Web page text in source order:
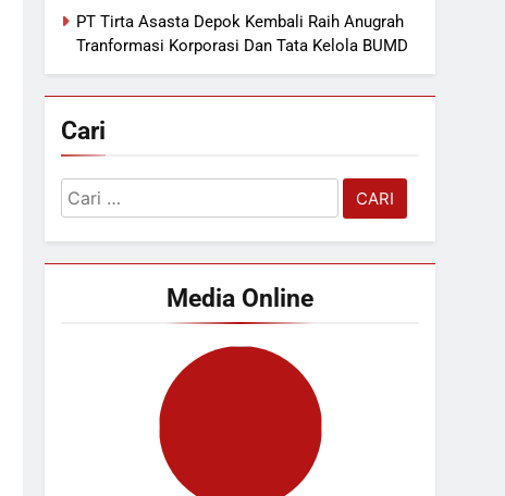
PT Tirta Asasta Depok Kembali Raih Anugrah
Tranformasi Korporasi Dan Tata Kelola BUMD
Cari
Cari
untuk:
Media Online